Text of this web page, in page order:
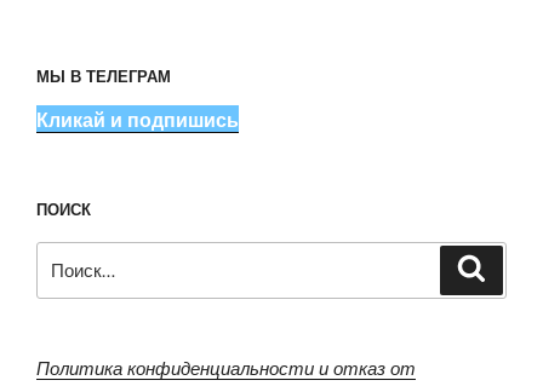
МЫ В ТЕЛЕГРАМ
Кликай и подпишись
ПОИСК
Политика конфиденциальности и отказ от